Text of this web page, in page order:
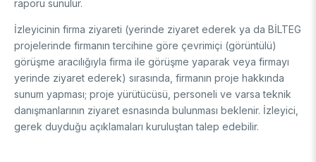
raporu sunulur.
İzleyicinin firma ziyareti (yerinde ziyaret ederek ya da BİLTEG
projelerinde firmanın tercihine göre çevrimiçi (görüntülü)
görüşme aracılığıyla firma ile görüşme yaparak veya firmayı
yerinde ziyaret ederek) sırasında, firmanın proje hakkında
sunum yapması; proje yürütücüsü, personeli ve varsa teknik
danışmanlarının ziyaret esnasında bulunması beklenir. İzleyici,
gerek duyduğu açıklamaları kuruluştan talep edebilir.